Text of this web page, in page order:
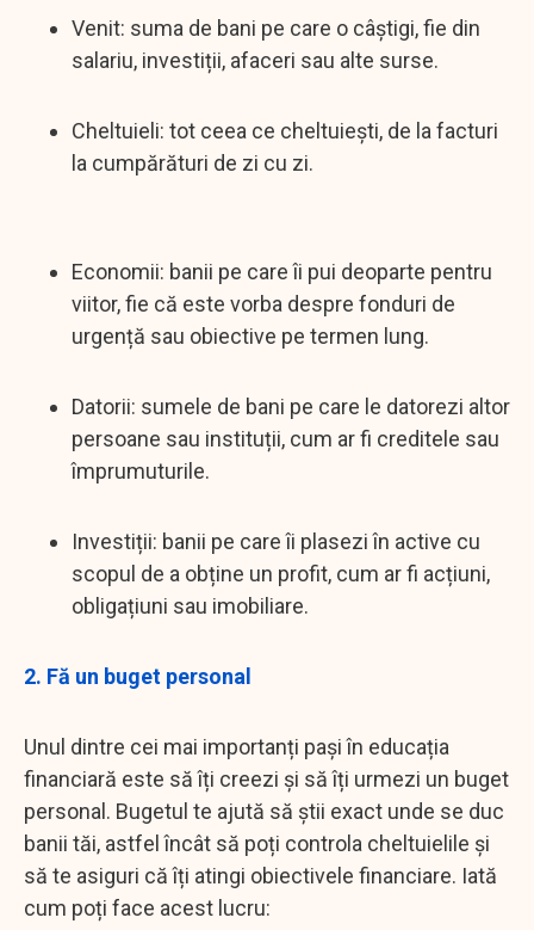
Venit: suma de bani pe care o câștigi, fie din
salariu, investiții, afaceri sau alte surse.
Cheltuieli: tot ceea ce cheltuiești, de la facturi
la cumpărături de zi cu zi.
Economii: banii pe care îi pui deoparte pentru
viitor, fie că este vorba despre fonduri de
urgență sau obiective pe termen lung.
Datorii: sumele de bani pe care le datorezi altor
persoane sau instituții, cum ar fi creditele sau
împrumuturile.
Investiții: banii pe care îi plasezi în active cu
scopul de a obține un profit, cum ar fi acțiuni,
obligațiuni sau imobiliare.
2. Fă un buget personal
Unul dintre cei mai importanți pași în educația
financiară este să îți creezi și să îți urmezi un buget
personal. Bugetul te ajută să știi exact unde se duc
banii tăi, astfel încât să poți controla cheltuielile și
să te asiguri că îți atingi obiectivele financiare. Iată
cum poți face acest lucru: